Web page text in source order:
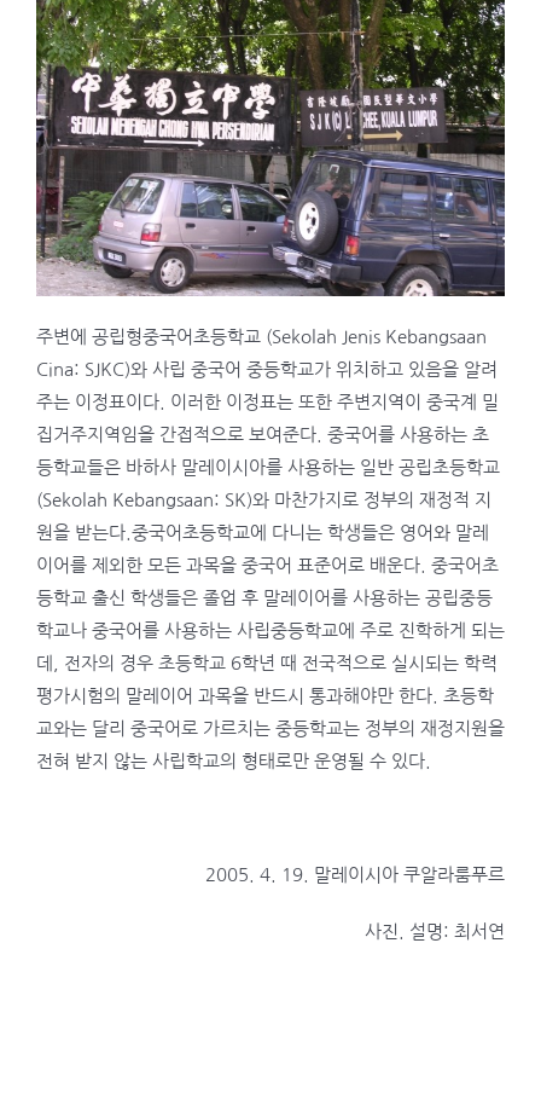
주변에 공립형중국어초등학교 (Sekolah Jenis Kebangsaan
Cina: SJKC)와 사립 중국어 중등학교가 위치하고 있음을 알려
주는 이정표이다. 이러한 이정표는 또한 주변지역이 중국계 밀
집거주지역임을 간접적으로 보여준다. 중국어를 사용하는 초
등학교들은 바하사 말레이시아를 사용하는 일반 공립초등학교
(Sekolah Kebangsaan: SK)와 마찬가지로 정부의 재정적 지
원을 받는다.중국어초등학교에 다니는 학생들은 영어와 말레
이어를 제외한 모든 과목을 중국어 표준어로 배운다. 중국어초
등학교 출신 학생들은 졸업 후 말레이어를 사용하는 공립중등
학교나 중국어를 사용하는 사립중등학교에 주로 진학하게 되는
데, 전자의 경우 초등학교 6학년 때 전국적으로 실시되는 학력
평가시험의 말레이어 과목을 반드시 통과해야만 한다. 초등학
교와는 달리 중국어로 가르치는 중등학교는 정부의 재정지원을
전혀 받지 않는 사립학교의 형태로만 운영될 수 있다.
2005. 4. 19. 말레이시아 쿠알라룸푸르
사진. 설명: 최서연